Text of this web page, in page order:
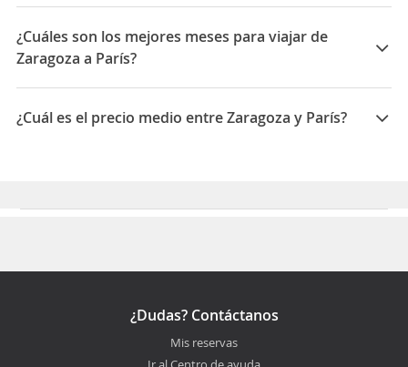
La duración media para viajar entre Zaragoza y París
es 01:45
¿Cuáles son los mejores meses para viajar de
Zaragoza a París?
Los mejores meses para viajar de Zaragoza a París son
Febrero, Noviembre, Junio
¿Cuál es el precio medio entre Zaragoza y París?
¿Dudas? Contáctanos
Mis reservas